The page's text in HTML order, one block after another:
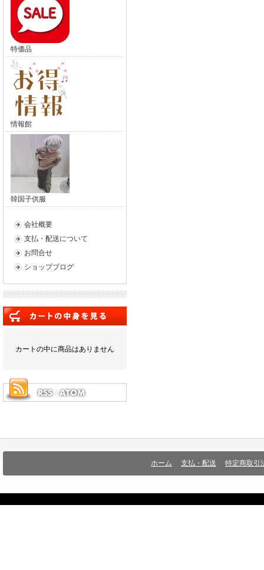
特価品
情報館
韓国子供服
会社概要
支払・配送について
お問合せ
ショップブログ
カートの中に商品はありません
ホーム 支払・配送 特定商取引